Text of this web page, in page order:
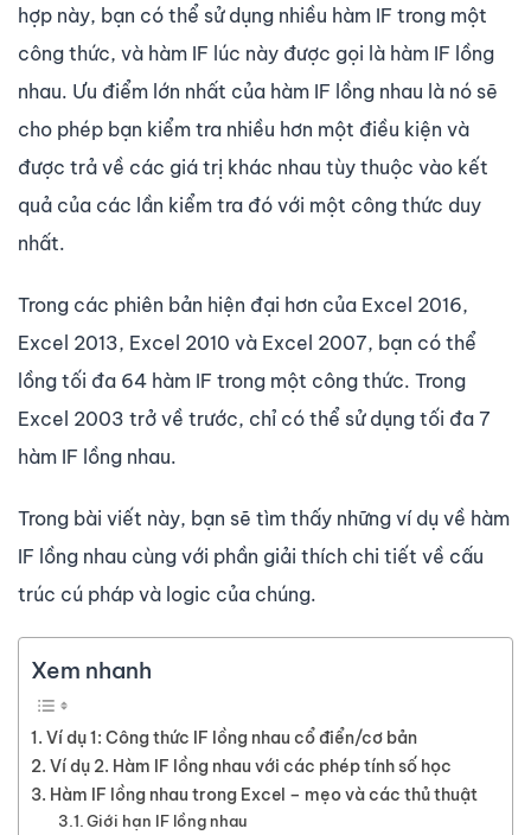
hợp này, bạn có thể sử dụng nhiều hàm IF trong một
công thức, và hàm IF lúc này được gọi là hàm IF lồng
nhau. Ưu điểm lớn nhất của hàm IF lồng nhau là nó sẽ
cho phép bạn kiểm tra nhiều hơn một điều kiện và
được trả về các giá trị khác nhau tùy thuộc vào kết
quả của các lần kiểm tra đó với một công thức duy
nhất.
Trong các phiên bản hiện đại hơn của Excel 2016,
Excel 2013, Excel 2010 và Excel 2007, bạn có thể
lồng tối đa 64 hàm IF trong một công thức. Trong
Excel 2003 trở về trước, chỉ có thể sử dụng tối đa 7
hàm IF lồng nhau.
Trong bài viết này, bạn sẽ tìm thấy những ví dụ về hàm
IF lồng nhau cùng với phần giải thích chi tiết về cấu
trúc cú pháp và logic của chúng.
Xem nhanh
Ví dụ 1: Công thức IF lồng nhau cổ điển/cơ bản
Ví dụ 2. Hàm IF lồng nhau với các phép tính số học
Hàm IF lồng nhau trong Excel – mẹo và các thủ thuật
Giới hạn IF lồng nhau